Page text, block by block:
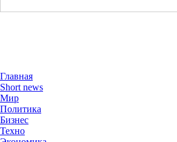
Главная
Short news
Мир
Политика
Бизнес
Техно